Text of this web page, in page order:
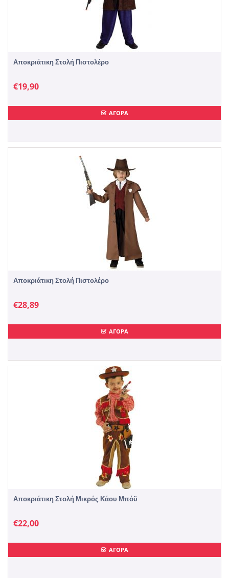
Αποκριάτικη Στολή Πιστολέρο
€19,90
ΑΓΟΡΑ
Αποκριάτικη Στολή Πιστολέρο
€28,89
ΑΓΟΡΑ
Αποκριάτικη Στολή Μικρός Κάου Μπόϋ
€22,00
ΑΓΟΡΑ